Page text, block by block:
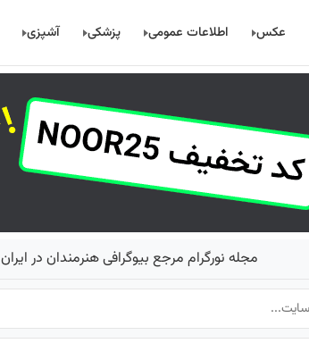
عکس اطلاعات عمومی پزشکی آشپزی
مجله نورگرام مرجع بیوگرافی هنرمندان در ایران